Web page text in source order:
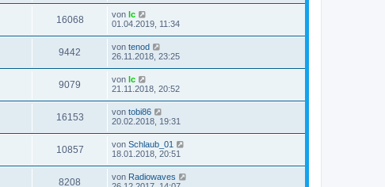
16068 von lc
01.04.2019, 11:34
9442 von tenod
26.11.2018, 23:25
9079 von lc
21.11.2018, 20:52
16153 von tobi86
20.02.2018, 19:31
10857 von Schlaub_01
18.01.2018, 20:51
8208 von Radiowaves